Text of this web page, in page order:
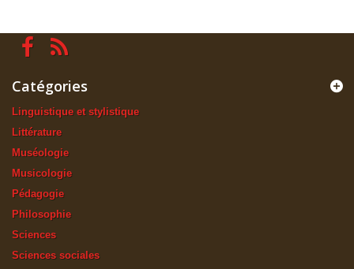
Catégories
Linguistique et stylistique
Littérature
Muséologie
Musicologie
Pédagogie
Philosophie
Sciences
Sciences sociales